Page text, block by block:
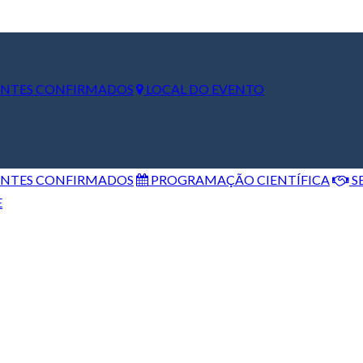
CONFIRMADOS LOCAL DO EVENTO
CONFIRMADOS PROGRAMAÇÃO CIENTÍFICA